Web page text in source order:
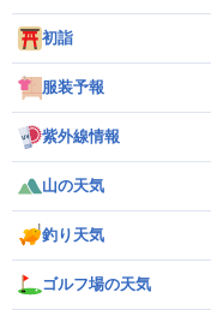
初詣
服装予報
紫外線情報
山の天気
釣り天気
ゴルフ場の天気